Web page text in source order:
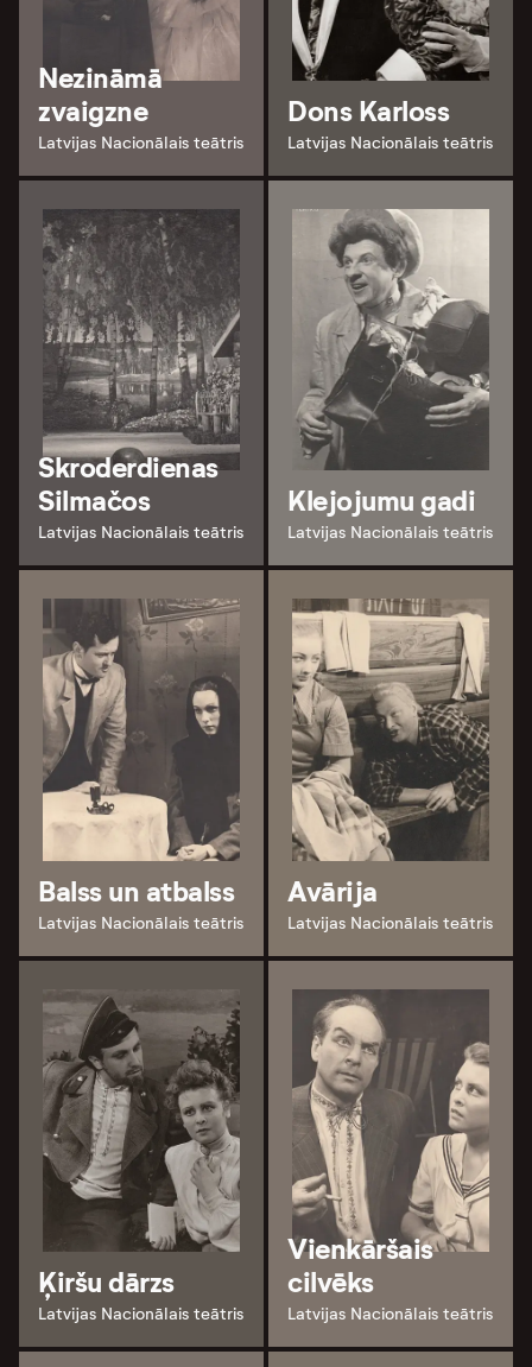
Nezināmā
zvaigzne
Latvijas Nacionālais teātris
Dons Karloss
Latvijas Nacionālais teātris
Skroderdienas
Silmačos
Latvijas Nacionālais teātris
Klejojumu gadi
Latvijas Nacionālais teātris
Balss un atbalss
Latvijas Nacionālais teātris
Avārija
Latvijas Nacionālais teātris
Ķiršu dārzs
Latvijas Nacionālais teātris
Vienkāršais
cilvēks
Latvijas Nacionālais teātris